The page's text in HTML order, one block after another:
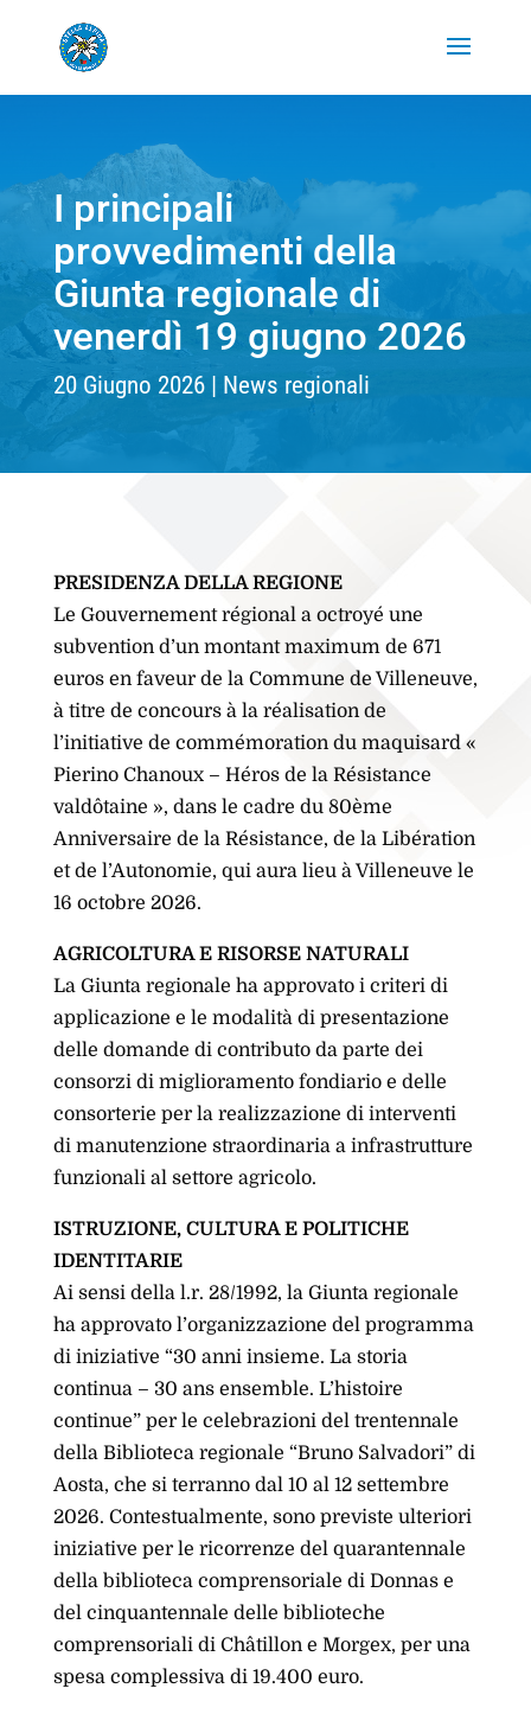
I principali
provvedimenti della
Giunta regionale di
venerdì 19 giugno 2026
20 Giugno 2026 News regionali
PRESIDENZA DELLA REGIONE
Le Gouvernement régional a octroyé une
subvention d’un montant maximum de 671
euros en faveur de la Commune de Villeneuve,
à titre de concours à la réalisation de
l’initiative de commémoration du maquisard «
Pierino Chanoux – Héros de la Résistance
valdôtaine », dans le cadre du 80ème
Anniversaire de la Résistance, de la Libération
et de l’Autonomie, qui aura lieu à Villeneuve le
16 octobre 2026.
AGRICOLTURA E RISORSE NATURALI
La Giunta regionale ha approvato i criteri di
applicazione e le modalità di presentazione
delle domande di contributo da parte dei
consorzi di miglioramento fondiario e delle
consorterie per la realizzazione di interventi
di manutenzione straordinaria a infrastrutture
funzionali al settore agricolo.
ISTRUZIONE, CULTURA E POLITICHE
IDENTITARIE
Ai sensi della l.r. 28/1992, la Giunta regionale
ha approvato l’organizzazione del programma
di iniziative “30 anni insieme. La storia
continua – 30 ans ensemble. L’histoire
continue” per le celebrazioni del trentennale
della Biblioteca regionale “Bruno Salvadori” di
Aosta, che si terranno dal 10 al 12 settembre
2026. Contestualmente, sono previste ulteriori
iniziative per le ricorrenze del quarantennale
della biblioteca comprensoriale di Donnas e
del cinquantennale delle biblioteche
comprensoriali di Châtillon e Morgex, per una
spesa complessiva di 19.400 euro.